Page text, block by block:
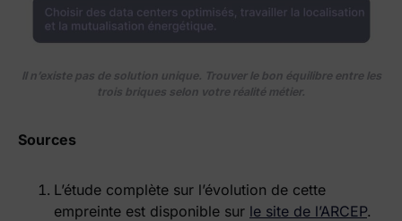
Il n’existe pas de solution unique. Trouver le bon équilibre entre les
trois briques selon votre réalité métier.
Sources
L’étude complète sur l’évolution de cette
empreinte est disponible sur le site de l’ARCEP.